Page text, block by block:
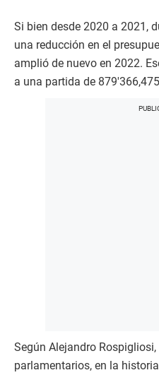
Si bien desde 2020 a 2021,
una reducción en el
amplió de nuevo en 2022.
a una partida de
Según Alejandro
parlamentarios, en la